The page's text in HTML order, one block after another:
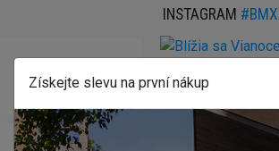
INSTAGRAM
Získejte slevu na první nákup